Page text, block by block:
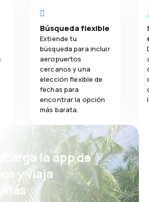
Búsqueda flexible
Extiende tu
búsqueda para incluir
aeropuertos
cercanos y una
elección flexible de
fechas para
encontrar la opción
más barata.
la app de
y viaja
más